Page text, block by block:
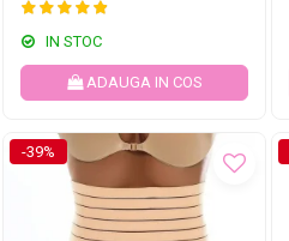
IN STOC
ADAUGA IN COS
-39%